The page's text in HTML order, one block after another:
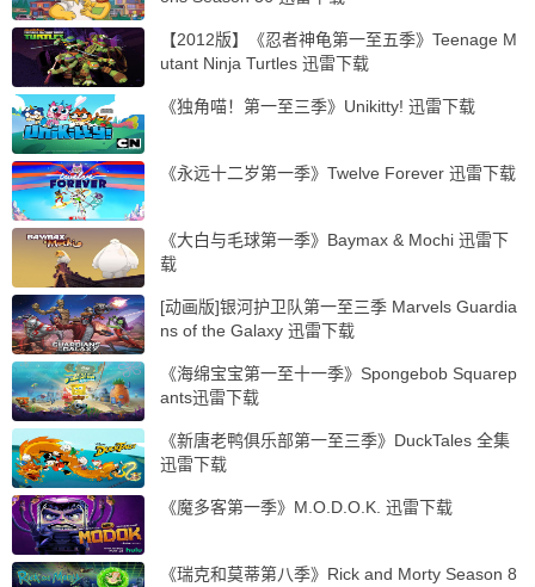
【2012版】《忍者神龟第一至五季》Teenage M
utant Ninja Turtles 迅雷下载
《独角喵！第一至三季》Unikitty! 迅雷下载
《永远十二岁第一季》Twelve Forever 迅雷下载
《大白与毛球第一季》Baymax & Mochi 迅雷下
载
[动画版]银河护卫队第一至三季 Marvels Guardia
ns of the Galaxy 迅雷下载
《海绵宝宝第一至十一季》Spongebob Squarep
ants迅雷下载
《新唐老鸭俱乐部第一至三季》DuckTales 全集
迅雷下载
《魔多客第一季》M.O.D.O.K. 迅雷下载
《瑞克和莫蒂第八季》Rick and Morty Season 8